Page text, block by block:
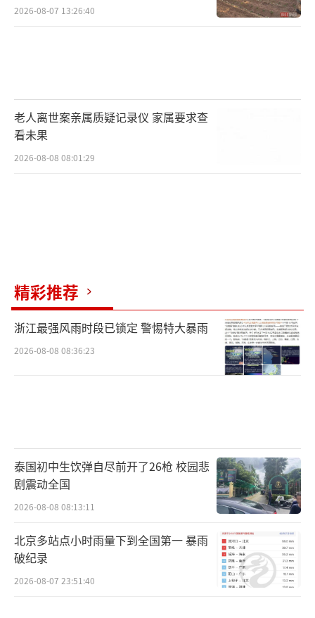
村民称只能凌晨两点起来干活
2026-08-07 13:26:40
老人离世案亲属质疑记录仪 家属要求查
看未果
2026-08-08 08:01:29
精彩推荐
浙江最强风雨时段已锁定 警惕特大暴雨
2026-08-08 08:36:23
泰国初中生饮弹自尽前开了26枪 校园悲
剧震动全国
2026-08-08 08:13:11
北京多站点小时雨量下到全国第一 暴雨
破纪录
2026-08-07 23:51:40